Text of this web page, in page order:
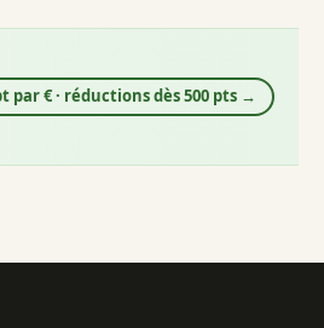
par € · réductions dès 500 pts →